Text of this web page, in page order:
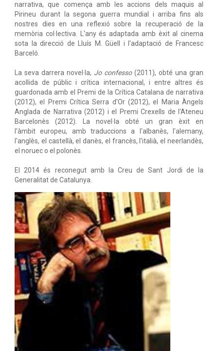
narrativa, que comença amb les accions dels maquis al
Pirineu durant la segona guerra mundial i arriba fins als
nostres dies en una reflexió sobre la recuperació de la
memòria col·lectiva. L'any és adaptada amb èxit al cinema
sota la direcció de Lluís M. Güell i l'adaptació de Francesc
Barceló.
La seva darrera novel·la, Jo confesso(2011), obté una gran
acollida de públic i crítica internacional, i entre altres és
guardonada amb el Premi de la Crítica Catalana de narrativa
(2012), el Premi Crítica Serra d'Or (2012), el Maria Àngels
Anglada de Narrativa (2012) i el Premi Crexells de l'Ateneu
Barcelonès (2012). La novel·la obté un gran èxit en
l'àmbit europeu, amb traduccions a l'albanès, l'alemany,
l'anglès, el castellà, el danès, el francès, l'italià, el neerlandès,
el noruec o el polonès.
El 2014 és reconegut amb la Creu de Sant Jordi de la
Generalitat de Catalunya.